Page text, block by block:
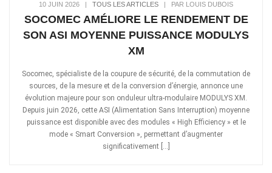
10 JUIN 2026 | TOUS LES ARTICLES | PAR LOUIS DUBOIS
SOCOMEC AMÉLIORE LE RENDEMENT DE
SON ASI MOYENNE PUISSANCE MODULYS
XM
Socomec, spécialiste de la coupure de sécurité, de la commutation de
sources, de la mesure et de la conversion d’énergie, annonce une
évolution majeure pour son onduleur ultra-modulaire MODULYS XM.
Depuis juin 2026, cette ASI (Alimentation Sans Interruption) moyenne
puissance est disponible avec des modules « High Efficiency » et le
mode « Smart Conversion », permettant d’augmenter
significativement […]